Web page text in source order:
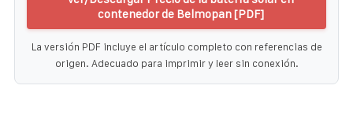
contenedor de Belmopan [PDF]
La versión PDF incluye el artículo completo con referencias de
origen. Adecuado para imprimir y leer sin conexión.